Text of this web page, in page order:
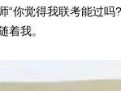
你觉得我联考能过
着我。